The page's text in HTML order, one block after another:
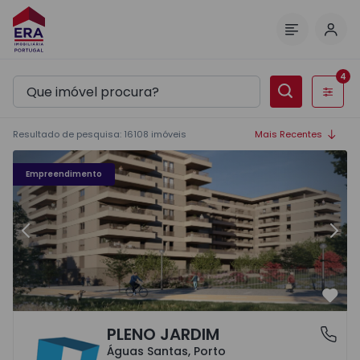
Filtros
4
Resultado de pesquisa: 16108 imóveis Mais Recentes
Empreendimento
Fachada PLENO JARDIM - 3
Anterior
Águas Santas, PortoPLENO JARDIM
Águas Santas, Porto